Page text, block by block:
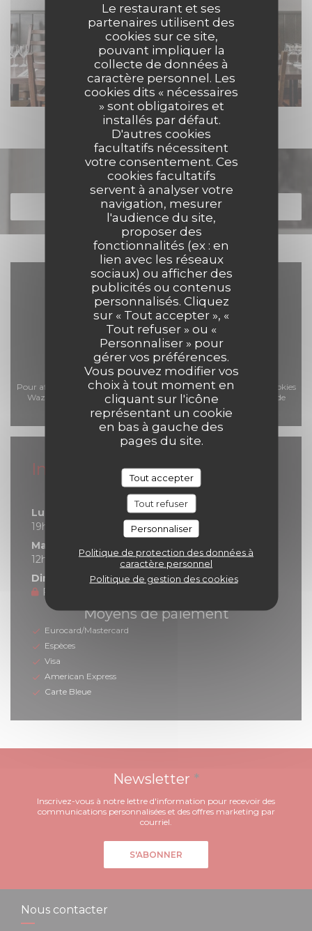
Le restaurant et ses
partenaires utilisent des
cookies sur ce site,
pouvant impliquer la
collecte de données à
caractère personnel. Les
cookies dits « nécessaires
» sont obligatoires et
installés par défaut.
D'autres cookies
facultatifs nécessitent
votre consentement. Ces
cookies facultatifs
servent à analyser votre
navigation, mesurer
l'audience du site,
proposer des
fonctionnalités (ex : en
lien avec les réseaux
sociaux) ou afficher des
publicités ou contenus
personnalisés. Cliquez
sur « Tout accepter », «
Tout refuser » ou «
Personnaliser » pour
gérer vos préférences.
Vous pouvez modifier vos
choix à tout moment en
cliquant sur l'icône
représentant un cookie
en bas à gauche des
pages du site.
Tout accepter
Tout refuser
Personnaliser
Politique de protection des données à
caractère personnel
Politique de gestion des cookies
Découvrir notre carte
DÉCOUVRIR NOTRE CARTE
Pour afficher la carte interactive Waze, vous devez accepter les cookies
Waze Map (Google). Ces cookies peuvent collecter des données de
navigation et de localisation.
Autoriser
Infos pratiques
Horaires
Lundi
19h00 - 21h30
Mar
12h00 - 14h00 • 19h00 - 21h30
Dimanche
Fermé
Moyens de paiement
Eurocard/Mastercard
Espèces
Visa
American Express
Carte Bleue
Newsletter *
Inscrivez-vous à notre lettre d'information pour recevoir des
communications personnalisées et des offres marketing par
courriel.
S'ABONNER
Nous contacter